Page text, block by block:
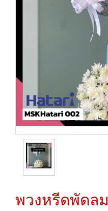
พวงหรีดพัดลม